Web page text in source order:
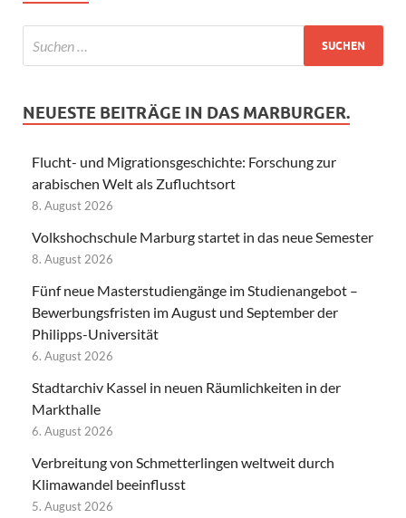
NEUESTE BEITRÄGE IN DAS MARBURGER.
Flucht- und Migrationsgeschichte: Forschung zur
arabischen Welt als Zufluchtsort
8. August 2026
Volkshochschule Marburg startet in das neue Semester
8. August 2026
Fünf neue Masterstudiengänge im Studienangebot –
Bewerbungsfristen im August und September der
Philipps-Universität
6. August 2026
Stadtarchiv Kassel in neuen Räumlichkeiten in der
Markthalle
6. August 2026
Verbreitung von Schmetterlingen weltweit durch
Klimawandel beeinflusst
5. August 2026